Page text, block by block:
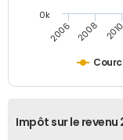
2006 2008 2010
0k
Impôt sur le revenu